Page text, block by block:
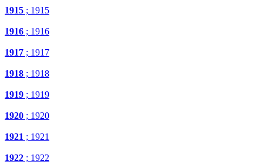
1915 ; 1915
1916 ; 1916
1917 ; 1917
1918 ; 1918
1919 ; 1919
1920 ; 1920
1921 ; 1921
1922 ; 1922